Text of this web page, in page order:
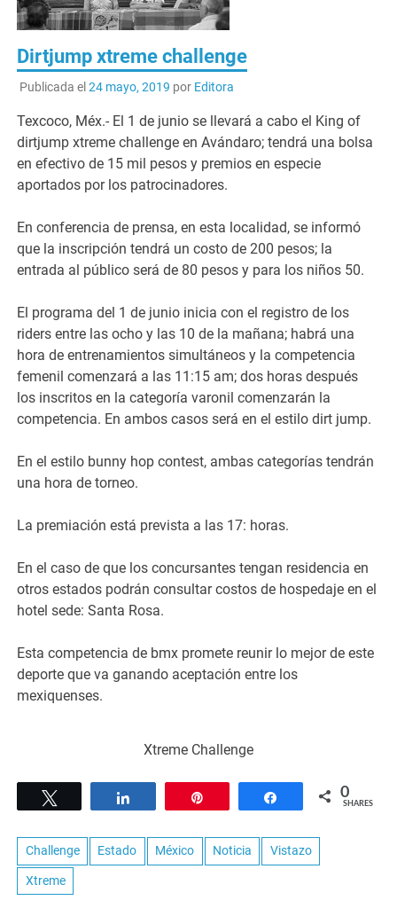
Dirtjump xtreme challenge
Publicada el 24 mayo, 2019 por Editora
Texcoco, Méx.- El 1 de junio se llevará a cabo el King of
dirtjump xtreme challenge en Avándaro; tendrá una bolsa
en efectivo de 15 mil pesos y premios en especie
aportados por los patrocinadores.
En conferencia de prensa, en esta localidad, se informó
que la inscripción tendrá un costo de 200 pesos; la
entrada al público será de 80 pesos y para los niños 50.
El programa del 1 de junio inicia con el registro de los
riders entre las ocho y las 10 de la mañana; habrá una
hora de entrenamientos simultáneos y la competencia
femenil comenzará a las 11:15 am; dos horas después
los inscritos en la categoría varonil comenzarán la
competencia. En ambos casos será en el estilo dirt jump.
En el estilo bunny hop contest, ambas categorías tendrán
una hora de torneo.
La premiación está prevista a las 17: horas.
En el caso de que los concursantes tengan residencia en
otros estados podrán consultar costos de hospedaje en el
hotel sede: Santa Rosa.
Esta competencia de bmx promete reunir lo mejor de este
deporte que va ganando aceptación entre los
mexiquenses.
Xtreme Challenge
Share 0
SHARES
Challenge Estado México Noticia Vistazo
Xtreme